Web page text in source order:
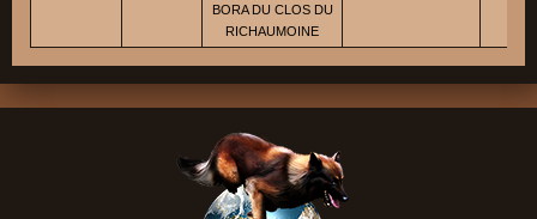
BORA DU CLOS DU
RICHAUMOINE